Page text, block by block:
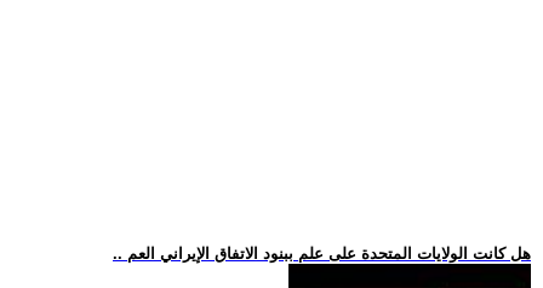
.. هل كانت الولايات المتحدة على علم ببنود الاتفاق الإيراني العم